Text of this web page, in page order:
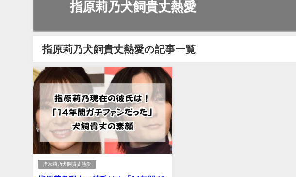
指原莉乃犬飼貴丈熱愛
指原莉乃犬飼貴丈熱愛の記事一覧
指原莉乃犬飼貴丈熱愛